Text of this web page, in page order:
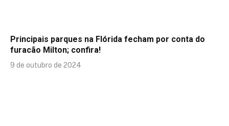
Principais parques na Flórida fecham por conta do
furacão Milton; confira!
9 de outubro de 2024